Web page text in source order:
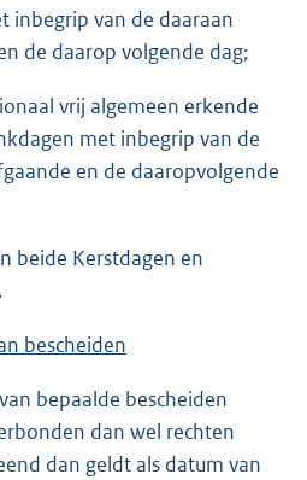
inbegrip van de daaraan
de daarop volgende dag;
vrij algemeen erkende
met inbegrip van de
en de daaropvolgende
beide Kerstdagen en
bescheiden
bepaalde bescheiden
dan wel rechten
dan geldt als datum van